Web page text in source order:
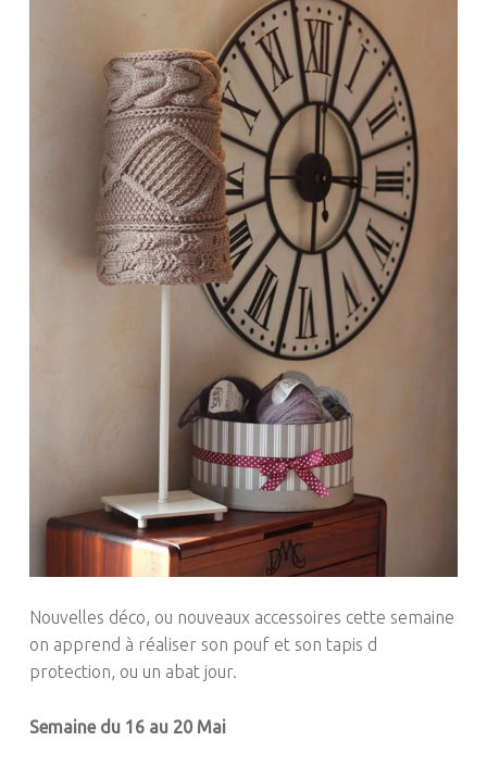
Nouvelles déco, ou nouveaux accessoires cette semaine
on apprend à réaliser son pouf et son tapis d
protection, ou un abat jour.
Semaine du 16 au 20 Mai